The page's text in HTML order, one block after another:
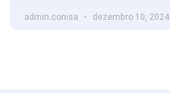
admin.conisa dezembro 10, 2024